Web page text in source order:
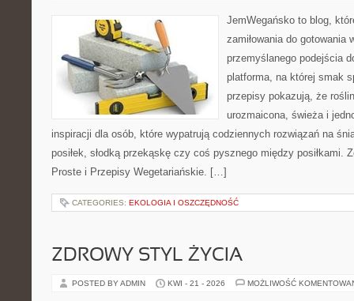
JemWegańsko to blog,
zamiłowania do gotowania
przemyślanego podejścia
platforma, na której smak
przepisy pokazują, że
urozmaicona, świeża i
inspiracji dla osób, które wypatrują codziennych rozwiązań na
posiłek, słodką przekąskę czy coś pysznego między posiłkami.
Proste i Przepisy Wegetariańskie. […]
CATEGORIES: EKOLOGIA I OSZCZĘDNOŚĆ
ZDROWY STYL ŻYCIA
POSTED BY ADMIN KWI - 21 - 2026 MOŻLIWOŚĆ